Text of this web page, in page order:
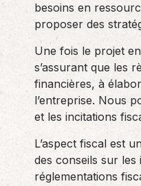
besoins en
proposer des
Une fois le projet
s’assurant que les
financières, à
l’entreprise. Nous
et les incitations
L’aspect fiscal est
des conseils sur
réglementations